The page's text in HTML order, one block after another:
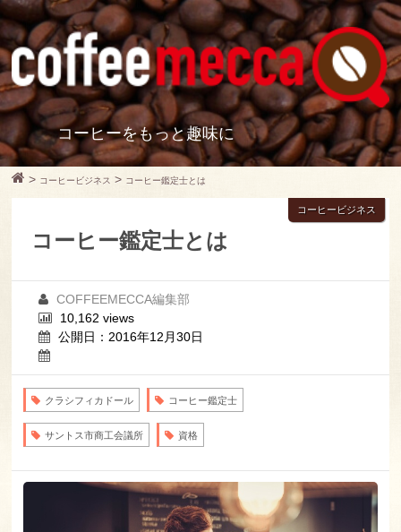
コーヒーをもっと趣味に
> コーヒービジネス > コーヒー鑑定士とは
コーヒー鑑定士とは
コーヒービジネス
COFFEEMECCA編集部
10,162 views
公開日：2016年12月30日
クラシフィカドール コーヒー鑑定士
サントス市商工会議所 資格